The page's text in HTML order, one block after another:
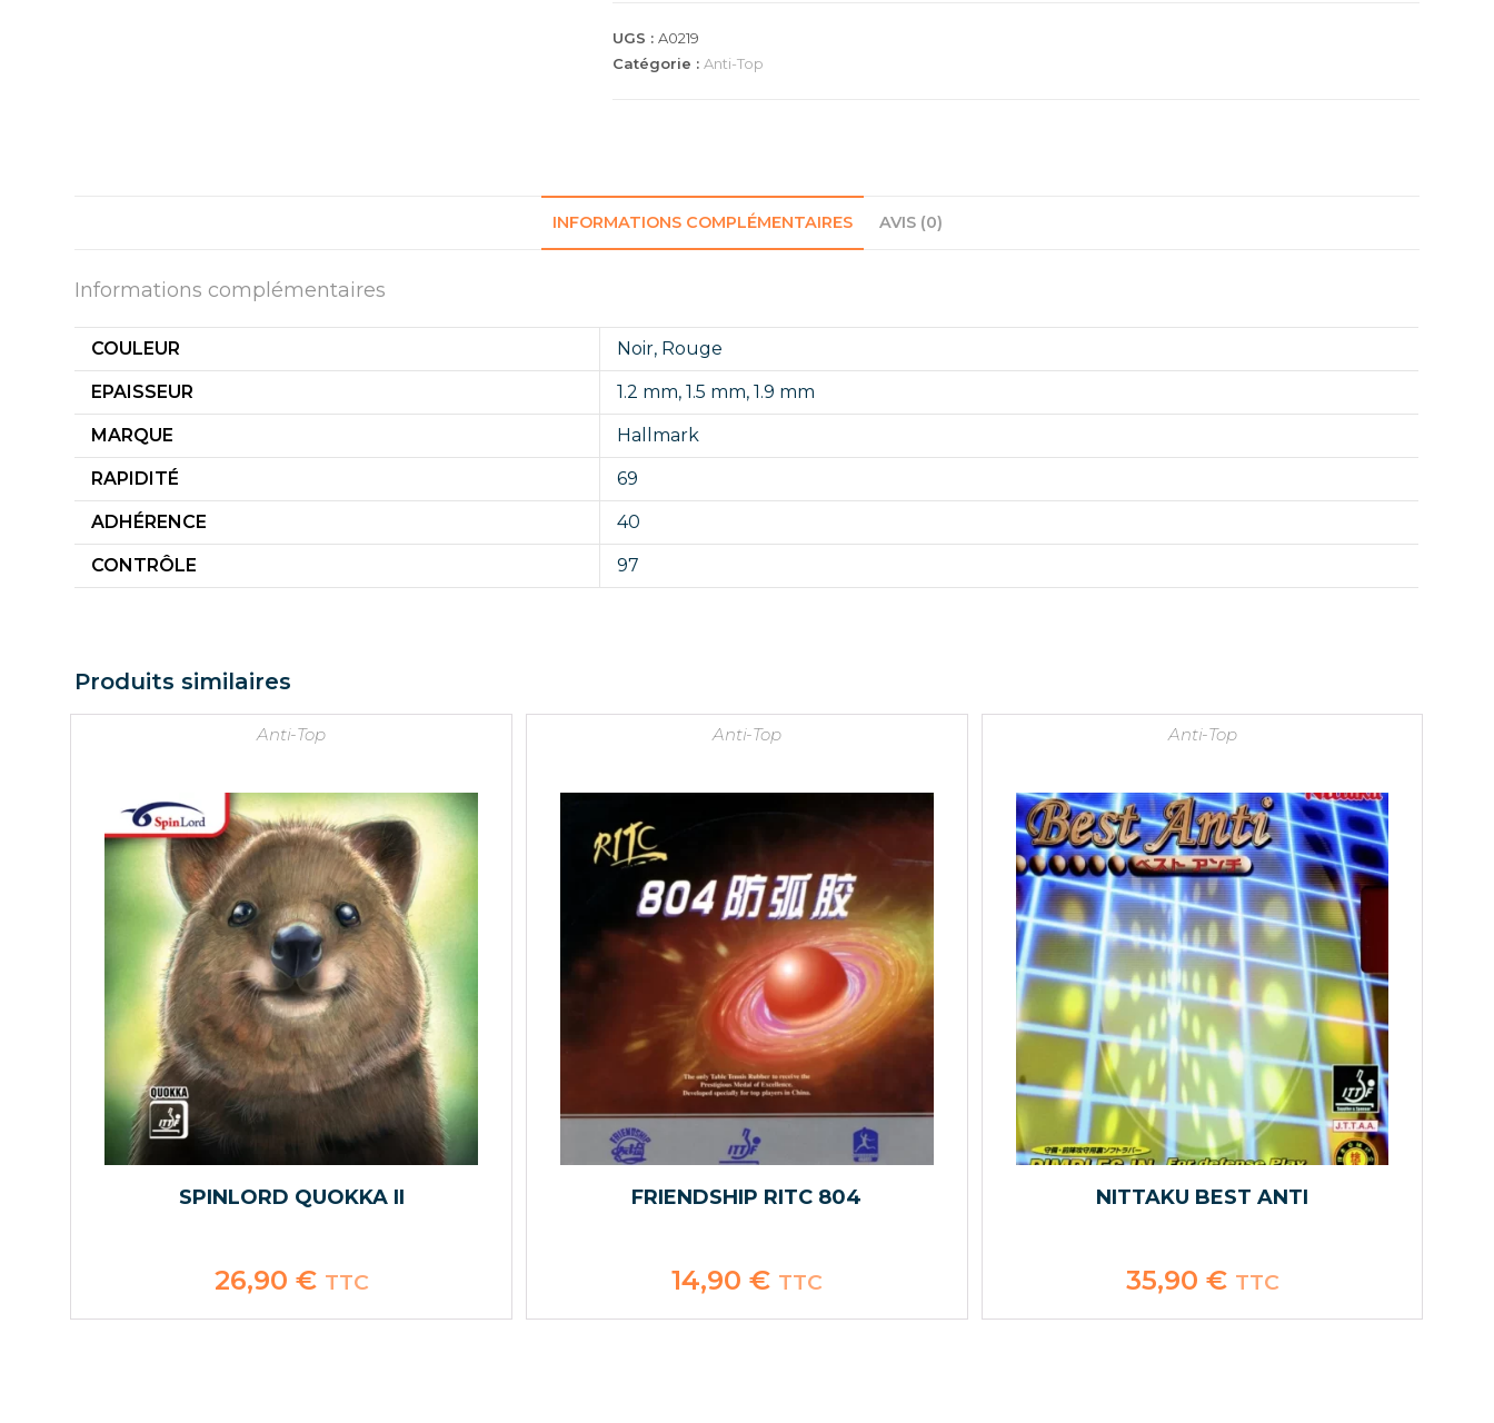
UGS :A0219
Catégorie : Anti-Top
INFORMATIONS COMPLÉMENTAIRES AVIS (0)
Informations complémentaires
COULEUR Noir, Rouge
EPAISSEUR 1.2 mm,1.5 mm,1.9 mm
MARQUE Hallmark
RAPIDITÉ 69
ADHÉRENCE 40
CONTRÔLE 97
Produits similaires
Anti-Top
SPINLORD QUOKKA II
26,90 € TTC
Anti-Top
FRIENDSHIP RITC 804
14,90 € TTC
Anti-Top
NITTAKU BEST ANTI
35,90 € TTC